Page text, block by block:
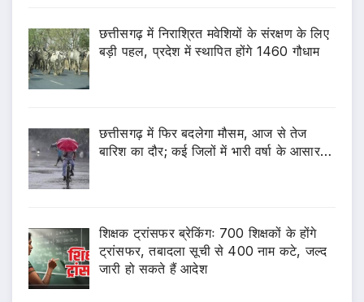
छत्तीसगढ़ में निराश्रित मवेशियों के संरक्षण के लिए
बड़ी पहल, प्रदेश में स्थापित होंगे 1460 गौधाम
छत्तीसगढ़ में फिर बदलेगा मौसम, आज से तेज
बारिश का दौर; कई जिलों में भारी वर्षा के आसार…
शिक्षक ट्रांसफर ब्रेकिंगः 700 शिक्षकों के होंगे
ट्रांसफर, तबादला सूची से 400 नाम कटे, जल्द
जारी हो सकते हैं आदेश